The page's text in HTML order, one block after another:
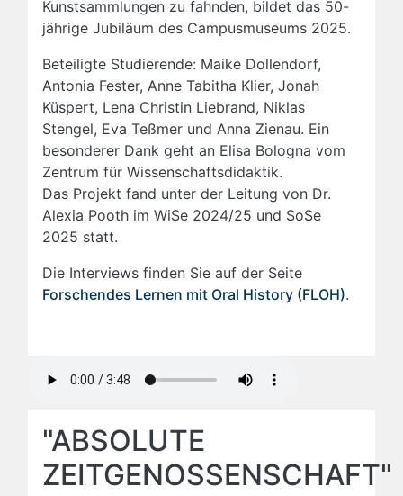
Kunstsammlungen zu fahnden, bildet das 50-
jährige Jubiläum des Campusmuseums 2025.
Beteiligte Studierende: Maike Dollendorf,
Antonia Fester, Anne Tabitha Klier, Jonah
Küspert, Lena Christin Liebrand, Niklas
Stengel, Eva Teßmer und Anna Zienau. Ein
besonderer Dank geht an Elisa Bologna vom
Zentrum für Wissenschaftsdidaktik.
Das Projekt fand unter der Leitung von Dr.
Alexia Pooth im WiSe 2024/25 und SoSe
2025 statt.
Die Interviews finden Sie auf der Seite
Forschendes Lernen mit Oral History (FLOH).
"ABSOLUTE
ZEITGENOSSENSCHAFT"